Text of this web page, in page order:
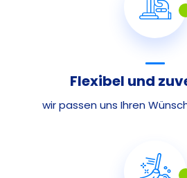
Flexibel und
wir passen uns Ihren